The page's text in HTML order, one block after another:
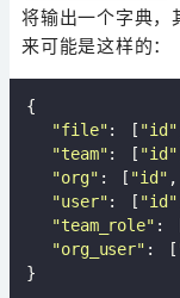
将输出一个字典，
来可能是这样的：
{
"file": [ "id"
"team": [ "id"
"org" : [ "id" ,
"user": [ "id"
"team_role" :
"org_user" : [